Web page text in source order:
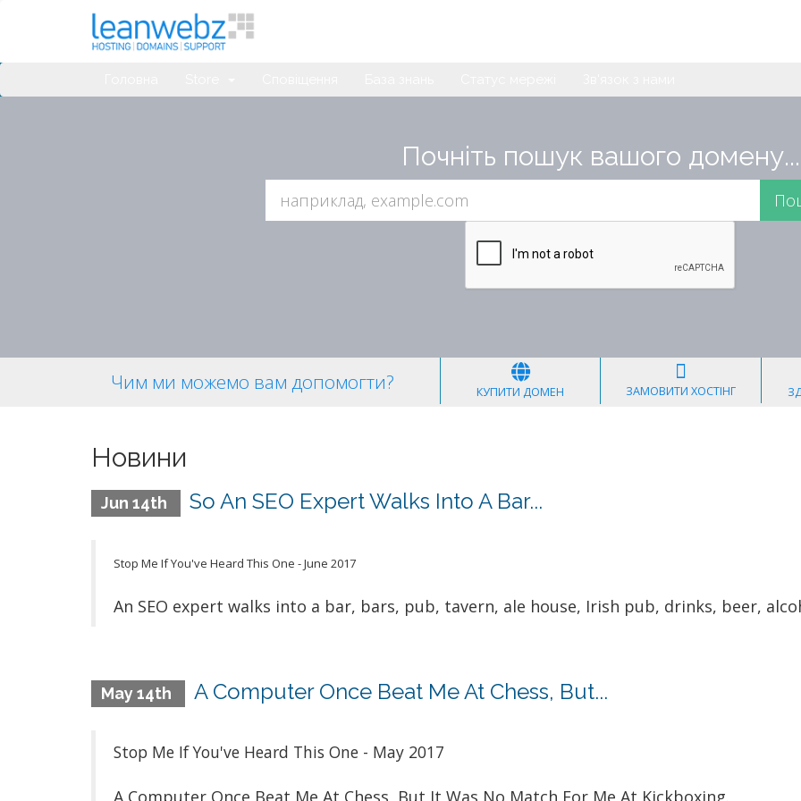
Почніть пошук вашого домену...
Чим ми можемо вам допомогти? КУПИТИ ДОМЕН ЗАМОВИТИ ХОСТІНГ
Новини
Jun 14th So An SEO Expert Walks Into A Bar...
Stop Me If You've Heard This One - June 2017
An SEO expert walks into a bar, bars, pub, tavern, ale house, Irish pub, drinks, beer,
May 14th A Computer Once Beat Me At Chess, But...
Stop Me If You've Heard This One - May 2017
A Computer Once Beat Me At Chess, But It Was No Match For Me At Kickboxing.